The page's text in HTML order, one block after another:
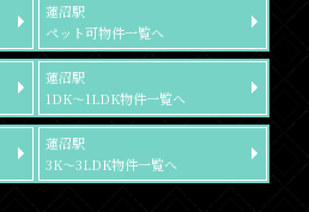
蓮沼駅
ペット可物件一覧へ
蓮沼駅
1DK～1LDK物件一覧へ
蓮沼駅
3K～3LDK物件一覧へ